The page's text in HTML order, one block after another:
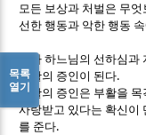
모든 보상과 처벌은 무
선한 행동과 악한 행동
내가 하느님의 선하심
부활의 증인이 된다.
부활의 증인은 부활을
사랑받고 있다는 확신이
를 준다.
목록
열기